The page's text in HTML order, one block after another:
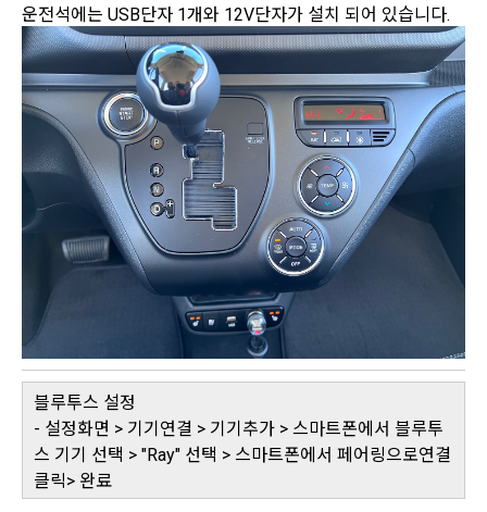
운전석에는 USB단자 1개와 12V단자가 설치 되어 있습니다.
블루투스 설정
- 설정화면 > 기기연결 > 기기추가 > 스마트폰에서 블루투
스 기기 선택 > "Ray" 선택 > 스마트폰에서 페어링으로연결
클릭> 완료